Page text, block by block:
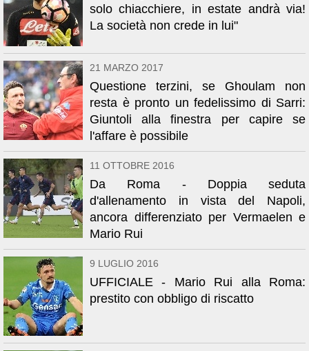
solo chiacchiere, in estate andrà via!
La società non crede in lui"
21 MARZO 2017
Questione terzini, se Ghoulam non
resta è pronto un fedelissimo di Sarri:
Giuntoli alla finestra per capire se
l'affare è possibile
11 OTTOBRE 2016
Da Roma - Doppia seduta
d'allenamento in vista del Napoli,
ancora differenziato per Vermaelen e
Mario Rui
9 LUGLIO 2016
UFFICIALE - Mario Rui alla Roma:
prestito con obbligo di riscatto